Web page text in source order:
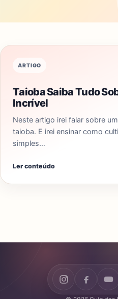
ARTIGO
Taioba Saiba Tudo
Incrível
Neste artigo irei falar sobre
taioba. E irei ensinar como
simples…
Ler conteúdo